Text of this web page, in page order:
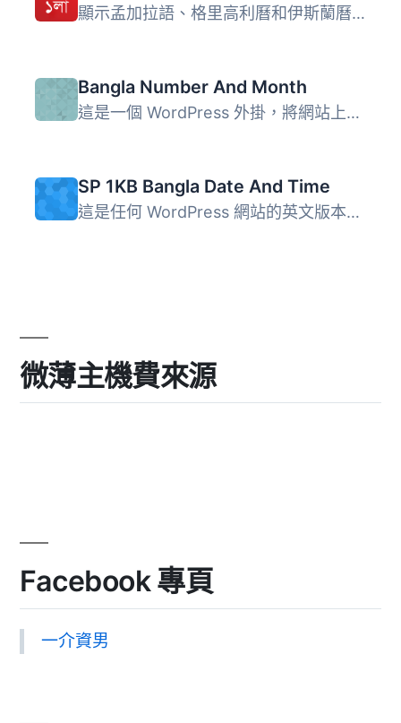
顯示孟加拉語、格里高利曆和伊斯蘭曆日期、檔案歷程、時間、...
Bangla Number And Month
這是一個 WordPress 外掛，將網站上的所有數字、日期和時間都...
SP 1KB Bangla Date And Time
這是任何 WordPress 網站的英文版本，將所有日期和時間轉換為...
微薄主機費來源
Facebook 專頁
一介資男